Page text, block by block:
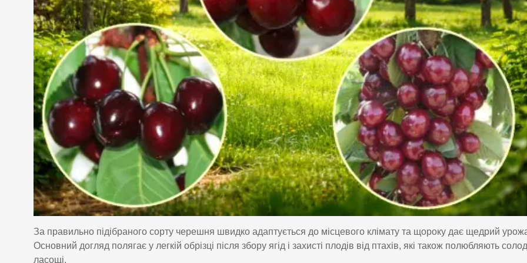
За правильно підібраного сорту черешня швидко адаптується до місцевого клімату та щороку дає щедрий
Основний догляд полягає у легкій обрізці після збору ягід і захисті плодів від птахів, які також полюбляють
ласощі.